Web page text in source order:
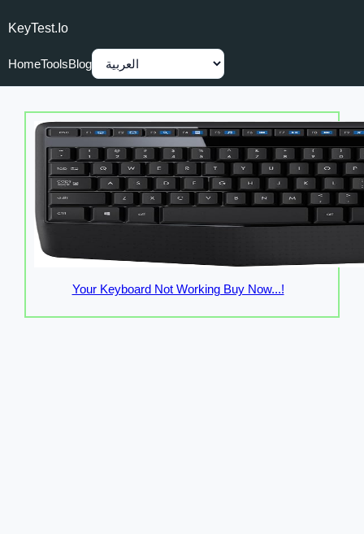
KeyTest.io
HomeToolsBlog
Your Keyboard Not Working Buy Now...!